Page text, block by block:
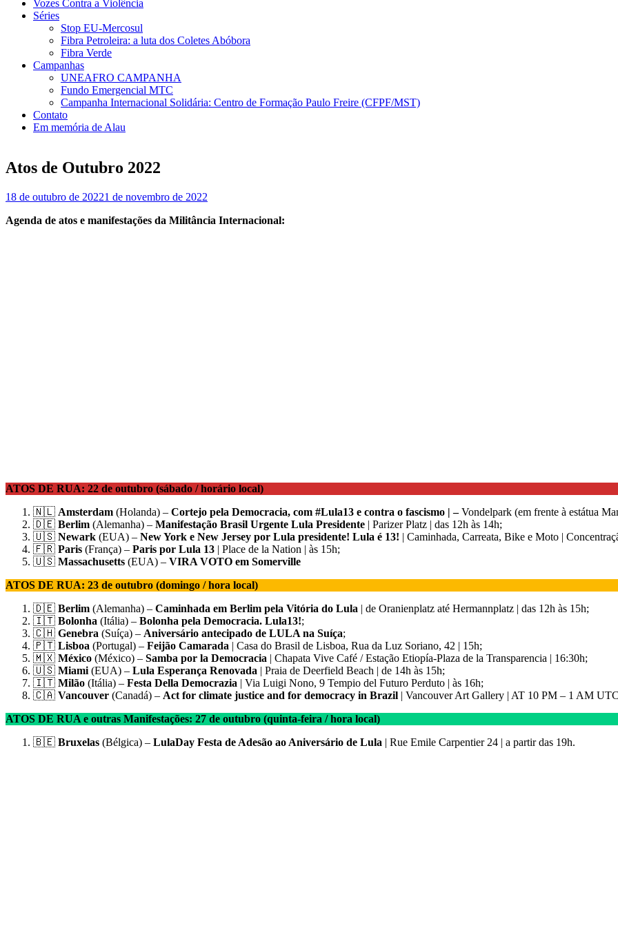
Vozes Contra a Violência
Séries
Stop EU-Mercosul
Fibra Petroleira: a luta dos Coletes Abóbora
Fibra Verde
Campanhas
UNEAFRO CAMPANHA
Fundo Emergencial MTC
Campanha Internacional Solidária: Centro de Formação Paulo Freire (CFPF/MST)
Contato
Em memória de Alau
Atos de Outubro 2022
18 de outubro de 20221 de novembro de 2022
Agenda de atos e manifestações da Militância Internacional:
ATOS DE RUA: 22 de outubro (sábado / horário local)
🇳🇱 Amsterdam (Holanda) – Cortejo pela Democracia, com #Lula13 e contra o fascismo | –Vondelpark (em frente à estátua
🇩🇪 Berlim (Alemanha) – Manifestação Brasil Urgente Lula Presidente | Parizer Platz | das 12h às 14h;
🇺🇸 Newark (EUA) – New York e New Jersey por Lula presidente! Lula é 13! | Caminhada, Carreata, Bike e Moto |
🇫🇷 Paris (França) – Paris por Lula 13 | Place de la Nation | às 15h;
🇺🇸 Massachusetts (EUA) – VIRA VOTO em Somerville
ATOS DE RUA: 23 de outubro (domingo / hora local)
🇩🇪 Berlim (Alemanha) – Caminhada em Berlim pela Vitória do Lula | de Oranienplatz até Hermannplatz | das 12h às 15h;
🇮🇹 Bolonha (Itália) – Bolonha pela Democracia. Lula13!;
🇨🇭 Genebra (Suíça) – Aniversário antecipado de LULA na Suíça;
🇵🇹 Lisboa (Portugal) – Feijão Camarada | Casa do Brasil de Lisboa, Rua da Luz Soriano, 42 | 15h;
🇲🇽 México (México) – Samba por la Democracia | Chapata Vive Café / Estação Etiopía-Plaza de la Transparencia | 16:30h;
🇺🇸 Miami (EUA) – Lula Esperança Renovada | Praia de Deerfield Beach | de 14h às 15h;
🇮🇹 Milão (Itália) – Festa Della Democrazia | Via Luigi Nono, 9 Tempio del Futuro Perduto | às 16h;
🇨🇦 Vancouver (Canadá) – Act for climate justice and for democracy in Brazil | Vancouver Art Gallery | AT 10 PM – 1 AM
ATOS DE RUA e outras Manifestações: 27 de outubro (quinta-feira / hora local)
🇧🇪 Bruxelas (Bélgica) – LulaDay Festa de Adesão ao Aniversário de Lula | Rue Emile Carpentier 24 | a partir das 19h.